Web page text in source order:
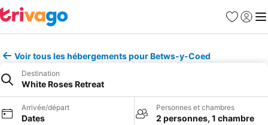
Favoris
Se
Voir tous les hébergements pour Betws-y-Coed
Destination
White Roses Retreat
Arrivée/départ
Dates
Personnes et chambres
2 personnes, 1 chambre